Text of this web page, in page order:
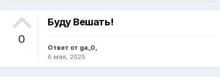
0
Буду Вешать!
Ответ от ga_0,
6 мая, 2025